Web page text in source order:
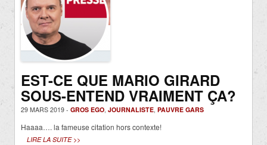
EST-CE QUE MARIO GIRARD
SOUS-ENTEND VRAIMENT ÇA?
29 MARS 2019 - GROS EGO, JOURNALISTE, PAUVRE GARS
Haaaa…. la fameuse citation hors contexte!
LIRE LA SUITE >>